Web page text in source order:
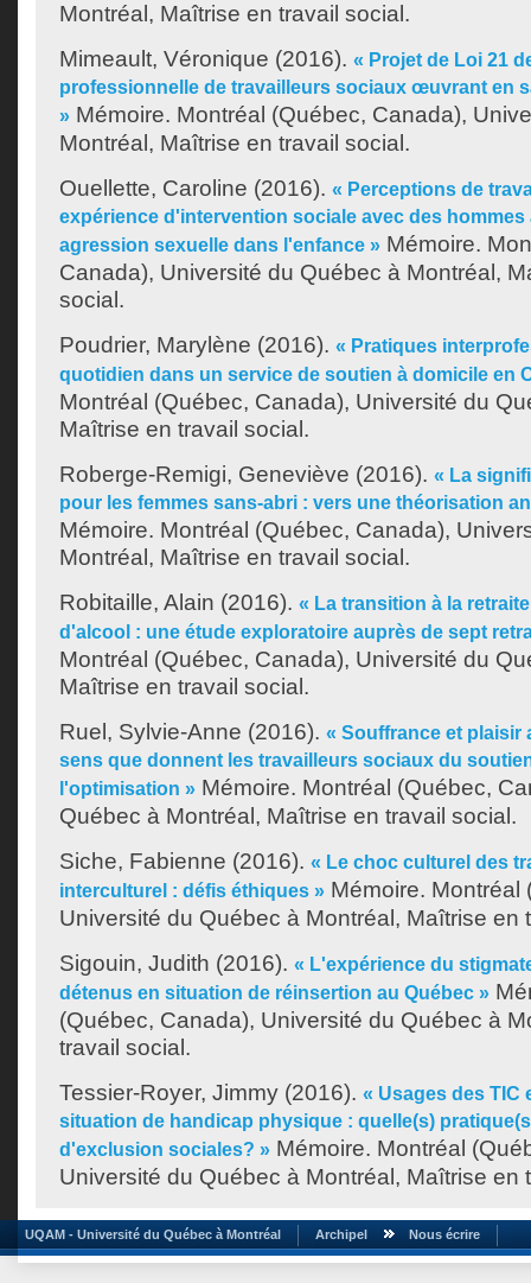
Montréal, Maîtrise en travail social.
Mimeault, Véronique (2016). « Projet de Loi 21
professionnelle de travailleurs sociaux œuvrant en
» Mémoire. Montréal (Québec, Canada),
Montréal, Maîtrise en travail social.
Ouellette, Caroline (2016). « Perceptions de
expérience d'intervention sociale avec des hommes
agression sexuelle dans l'enfance » Mémoire.
Canada), Université du Québec à Montréal,
social.
Poudrier, Marylène (2016). « Pratiques
quotidien dans un service de soutien à domicile en
Montréal (Québec, Canada), Université du
Maîtrise en travail social.
Roberge-Remigi, Geneviève (2016). « La
pour les femmes sans-abri : vers une théorisation
Mémoire. Montréal (Québec, Canada),
Montréal, Maîtrise en travail social.
Robitaille, Alain (2016). « La transition à la
d'alcool : une étude exploratoire auprès de sept
Montréal (Québec, Canada), Université du
Maîtrise en travail social.
Ruel, Sylvie-Anne (2016). « Souffrance et plaisir
sens que donnent les travailleurs sociaux du
l'optimisation » Mémoire. Montréal (Québec,
Québec à Montréal, Maîtrise en travail social.
Siche, Fabienne (2016). « Le choc culturel des
interculturel : défis éthiques » Mémoire. Montréal
Université du Québec à Montréal, Maîtrise en
Sigouin, Judith (2016). « L'expérience du
détenus en situation de réinsertion au Québec »
(Québec, Canada), Université du Québec à
travail social.
Tessier-Royer, Jimmy (2016). « Usages des TIC
situation de handicap physique : quelle(s)
d'exclusion sociales? » Mémoire. Montréal
Université du Québec à Montréal, Maîtrise en
UQAM - Université du Québec à Montréal Archipel Nous écrire